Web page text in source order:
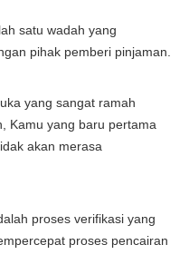
satu wadah yang
pihak pemberi pinjaman.
yang sangat ramah
Kamu yang baru pertama
akan merasa
proses verifikasi yang
proses pencairan